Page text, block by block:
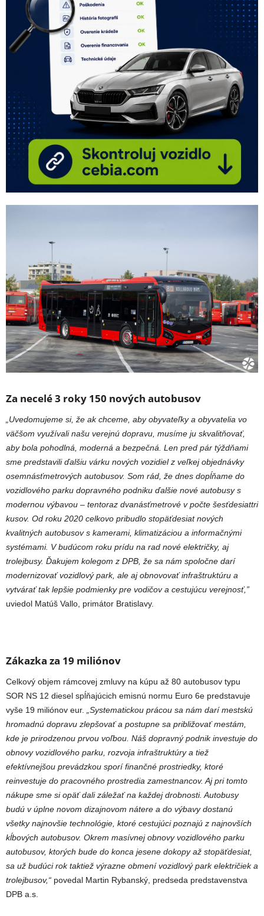
Za necelé 3 roky 150 nových autobusov
„Uvedomujeme si, že ak chceme, aby obyvateľky a obyvatelia vo
väčšom využívali našu verejnú dopravu, musíme ju skvalitňovať,
aby bola pohodlná, moderná a bezpečná. Len pred pár týždňami
sme predstavili ďalšiu várku nových vozidiel z veľkej objednávky
osemnásťmetrových autobusov. Som rád, že dnes dopĺňame do
vozidlového parku dopravného podniku ďalšie nové autobusy s
modernou výbavou – tentoraz dvanásťmetrové v počte šesťdesiattri
kusov. Od roku 2020 celkovo pribudlo stopäťdesiat nových
kvalitných autobusov s kamerami, klimatizáciou a informačnými
systémami. V budúcom roku prídu na rad nové električky, aj
trolejbusy. Ďakujem kolegom z DPB, že sa nám spoločne darí
modernizovať vozidlový park, ale aj obnovovať infraštruktúru a
vytvárať tak lepšie podmienky pre vodičov a cestujúcu verejnosť,”
uviedol Matúš Vallo, primátor Bratislavy.
Zákazka za 19 miliónov
Celkový objem rámcovej zmluvy na kúpu až 80 autobusov typu
SOR NS 12 diesel spĺňajúcich emisnú normu Euro 6e predstavuje
vyše 19 miliónov eur.
„Systematickou prácou sa nám darí mestskú
hromadnú dopravu zlepšovať a postupne sa približovať mestám,
kde je prirodzenou prvou voľbou. Náš dopravný podnik investuje do
obnovy vozidlového parku, rozvoja infraštruktúry a tiež
efektívnejšou prevádzkou sporí finančné prostriedky, ktoré
reinvestuje do pracovného prostredia zamestnancov. Aj pri tomto
nákupe sme si opäť dali záležať na každej drobnosti. Autobusy
budú v úplne novom dizajnovom nátere a do výbavy dostanú
všetky najnovšie technológie, ktoré cestujúci poznajú z najnovších
kĺbových autobusov. Okrem masívnej obnovy vozidlového parku
autobusov, ktorých bude do konca jesene dokopy až stopäťdesiat,
sa už budúci rok taktiež výrazne obmení vozidlový park električiek a
trolejbusov,“ povedal Martin Rybanský, predseda predstavenstva
DPB a.s.